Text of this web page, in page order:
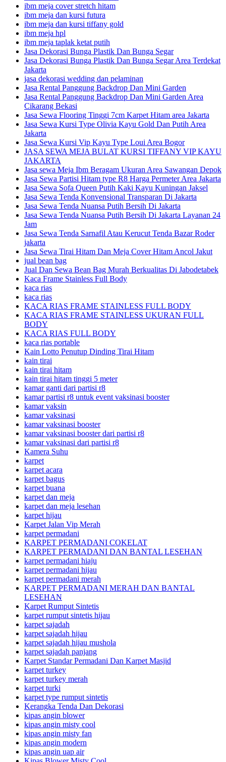
ibm meja cover stretch hitam
ibm meja dan kursi futura
ibm meja dan kursi tiffany gold
ibm meja hpl
ibm meja taplak ketat putih
Jasa Dekorasi Bunga Plastik Dan Bunga Segar
Jasa Dekorasi Bunga Plastik Dan Bunga Segar Area Terdekat
Jakarta
jasa dekorasi wedding dan pelaminan
Jasa Rental Panggung Backdrop Dan Mini Garden
Jasa Rental Panggung Backdrop Dan Mini Garden Area
Cikarang Bekasi
Jasa Sewa Flooring Tinggi 7cm Karpet Hitam area Jakarta
Jasa Sewa Kursi Type Olivia Kayu Gold Dan Putih Area
Jakarta
Jasa Sewa Kursi Vip Kayu Type Loui Area Bogor
JASA SEWA MEJA BULAT KURSI TIFFANY VIP KAYU
JAKARTA
Jasa sewa Meja Ibm Beragam Ukuran Area Sawangan Depok
Jasa Sewa Partisi Hitam type R8 Harga Permeter Area Jakarta
Jasa Sewa Sofa Queen Putih Kaki Kayu Kuningan Jaksel
Jasa Sewa Tenda Konvensional Transparan Di Jakarta
Jasa Sewa Tenda Nuansa Putih Bersih Di Jakarta
Jasa Sewa Tenda Nuansa Putih Bersih Di Jakarta Layanan 24
Jam
Jasa Sewa Tenda Sarnafil Atau Kerucut Tenda Bazar Roder
jakarta
Jasa Sewa Tirai Hitam Dan Meja Cover Hitam Ancol Jakut
jual bean bag
Jual Dan Sewa Bean Bag Murah Berkualitas Di Jabodetabek
Kaca Frame Stainless Full Body
kaca rias
kaca rias
KACA RIAS FRAME STAINLESS FULL BODY
KACA RIAS FRAME STAINLESS UKURAN FULL
BODY
KACA RIAS FULL BODY
kaca rias portable
Kain Lotto Penutup Dinding Tirai Hitam
kain tirai
kain tirai hitam
kain tirai hitam tinggi 5 meter
kamar ganti dari partisi r8
kamar partisi r8 untuk event vaksinasi booster
kamar vaksin
kamar vaksinasi
kamar vaksinasi booster
kamar vaksinasi booster dari partisi r8
kamar vaksinasi dari partisi r8
Kamera Suhu
karpet
karpet acara
karpet bagus
karpet buana
karpet dan meja
karpet dan meja lesehan
karpet hijau
Karpet Jalan Vip Merah
karpet permadani
KARPET PERMADANI COKELAT
KARPET PERMADANI DAN BANTAL LESEHAN
karpet permadani hiaju
karpet permadani hijau
karpet permadani merah
KARPET PERMADANI MERAH DAN BANTAL
LESEHAN
Karpet Rumput Sintetis
karpet rumput sintetis hijau
karpet sajadah
karpet sajadah hijau
karpet sajadah hijau mushola
karpet sajadah panjang
Karpet Standar Permadani Dan Karpet Masjid
karpet turkey
karpet turkey merah
karpet turki
karpet type rumput sintetis
Kerangka Tenda Dan Dekorasi
kipas angin blower
kipas angin misty cool
kipas angin misty fan
kipas angin modern
kipas angin uap air